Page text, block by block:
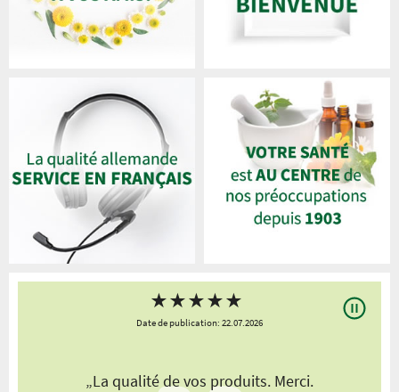
★★★★★
Date de publication: 22.07.2026
„La qualité de vos produits. Merci.